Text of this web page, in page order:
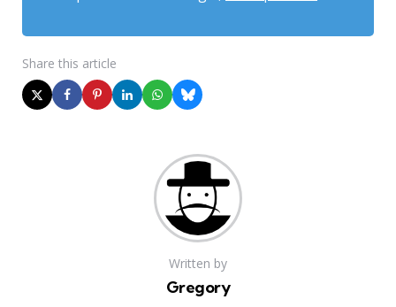
Share this article
Written by
Gregory